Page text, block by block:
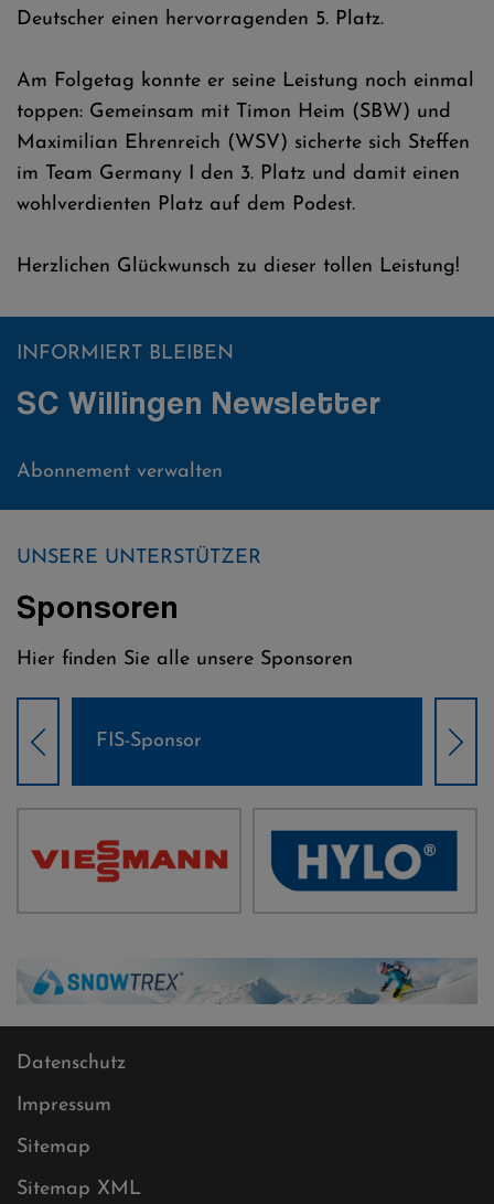
Deutscher einen hervorragenden 5. Platz.
Am Folgetag konnte er seine Leistung noch einmal
toppen: Gemeinsam mit Timon Heim (SBW) und
Maximilian Ehrenreich (WSV) sicherte sich Steffen
im Team Germany I den 3. Platz und damit einen
wohlverdienten Platz auf dem Podest.
Herzlichen Glückwunsch zu dieser tollen Leistung!
INFORMIERT BLEIBEN
SC Willingen Newsletter
Abonnement verwalten
UNSERE UNTERSTÜTZER
Sponsoren
Hier finden Sie alle unsere Sponsoren
FIS-Sponsor
Datenschutz
Impressum
Sitemap
Sitemap XML